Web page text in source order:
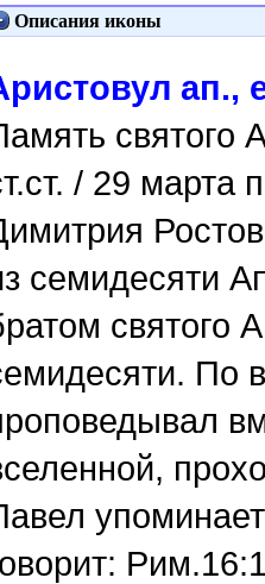
Описания иконы
ап.,
святого
/ 29 марта
семидесяти
святого
По